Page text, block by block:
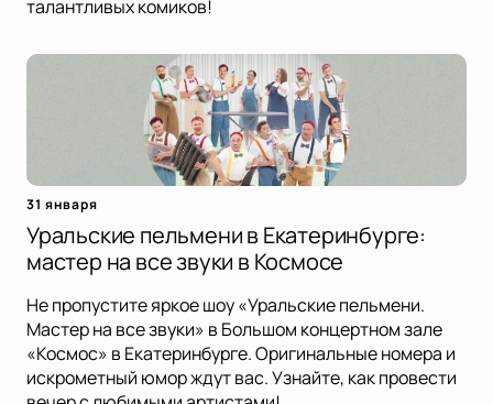
талантливых комиков!
31 января
Уральские пельмени в Екатеринбурге:
мастер на все звуки в Космосе
Не пропустите яркое шоу «Уральские пельмени.
Мастер на все звуки» в Большом концертном зале
«Космос» в Екатеринбурге. Оригинальные номера и
искрометный юмор ждут вас. Узнайте, как провести